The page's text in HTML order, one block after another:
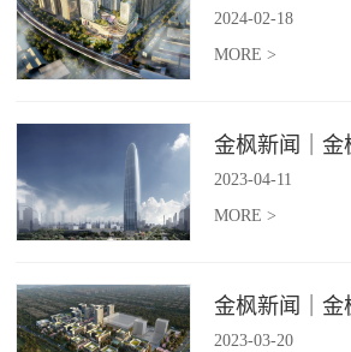
2024-02-18
MORE >
2023-04-11
MORE >
2023-03-20